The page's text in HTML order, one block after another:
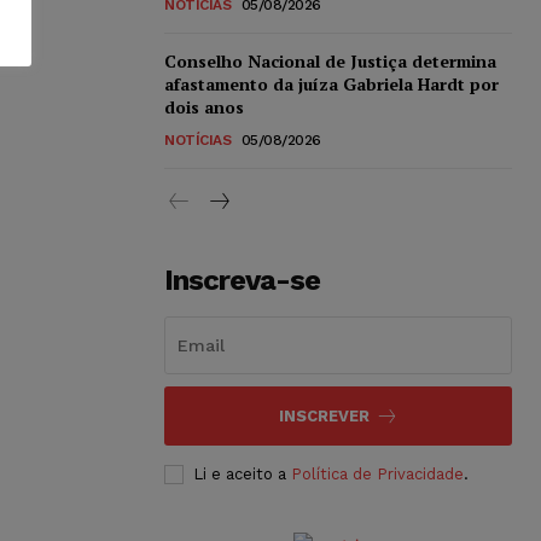
NOTÍCIAS 05/08/2026
Conselho Nacional de Justiça determina
afastamento da juíza Gabriela Hardt por
dois anos
NOTÍCIAS 05/08/2026
Inscreva-se
INSCREVER
Li e aceito a Política de Privacidade.